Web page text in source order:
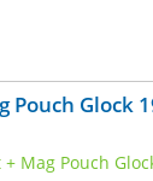
Pouch Glock